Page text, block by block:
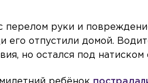
перелом руки и
его отпустили домой.
но остался под натиском